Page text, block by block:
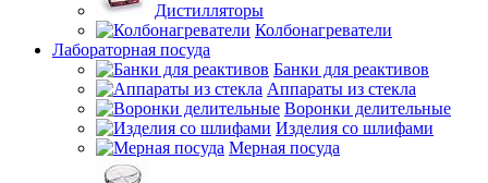
Дистилляторы
Колбонагреватели
Лабораторная посуда
Банки для реактивов
Аппараты из стекла
Воронки делительные
Изделия со шлифами
Мерная посуда